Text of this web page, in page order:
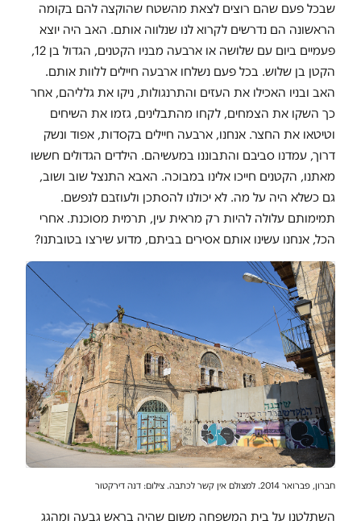
שבכל פעם שהם רוצים לצאת מהשטח שהוקצה להם בקומה
הראשונה הם נדרשים לקרוא לנו שנלווה אותם. האב היה יוצא
פעמיים ביום עם שלושה או ארבעה מבניו הקטנים, הגדול בן 12,
הקטן בן שלוש. בכל פעם נשלחו ארבעה חיילים ללוות אותם.
האב ובניו האכילו את העזים והתרנגולות, ניקו את גלליהם, אחר
כך השקו את הצמחים, לקחו מהתבלינים, גזמו את השיחים
וטיטאו את החצר. אנחנו, ארבעה חיילים בקסדות, אפוד ונשק
דרוך, עמדנו סביבם והתבוננו במעשיהם. הילדים הגדולים חששו
מאתנו, הקטנים חייכו אלינו במבוכה. האבא התנצל שוב ושוב,
גם כשלא היה על מה. לא יכולנו להסתכן ולעוזבם לנפשם.
תמימותם עלולה להיות רק מראית עין, תרמית מסוכנת. אחרי
הכל, אנחנו עשינו אותם אסירים בביתם, מדוע שירצו בטובתנו?
חברון, פברואר 2014. למצולם אין קשר לכתבה. צילום: דנה דירקטור
השתלטנו על בית המשפחה משום שהיה בראש גבעה ומהגג